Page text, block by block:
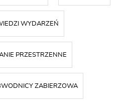
WYDARZEŃ
PRZESTRZENNE
ZABIERZOWA